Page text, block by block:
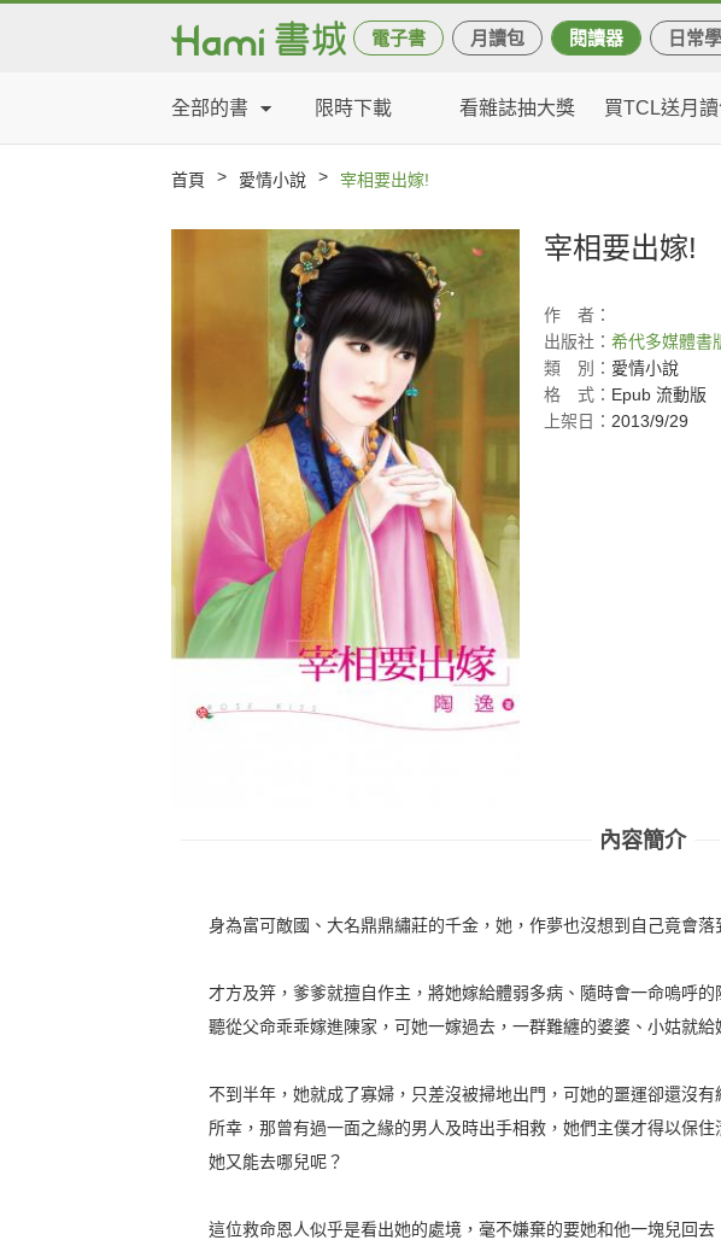
電子書 月讀包 閱讀器 日常學
全部的書 限時下載 看雜誌抽大獎 買TCL送月
首頁 > 愛情小說 > 宰相要出嫁!
宰相要出嫁!
作
者：
出版社： 希代多媒體書
類
別： 愛情小說
格
式： Epub 流動版
上架日： 2013/9/29
內容簡介
身為富可敵國、大名鼎鼎繡莊的千金，她，作夢也沒想到自己竟會
才方及笄，爹爹就擅自作主，將她嫁給體弱多病、隨時會一命嗚呼
聽從父命乖乖嫁進陳家，可她一嫁過去，一群難纏的婆婆、小姑就
不到半年，她就成了寡婦，只差沒被掃地出門，可她的噩運卻還沒
所幸，那曾有過一面之緣的男人及時出手相救，她們主僕才得以保
她又能去哪兒呢？
這位救命恩人似乎是看出她的處境，毫不嫌棄的要她和他一塊兒回